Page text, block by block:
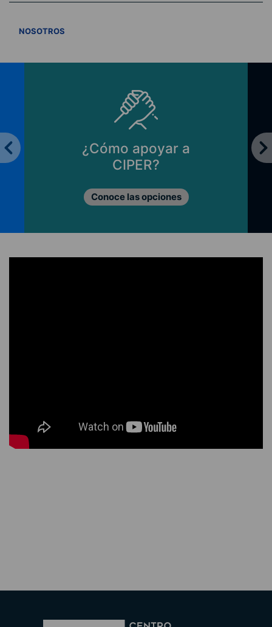
NOSOTROS
¿Cómo apoyar a
CIPER?
Conoce las opciones